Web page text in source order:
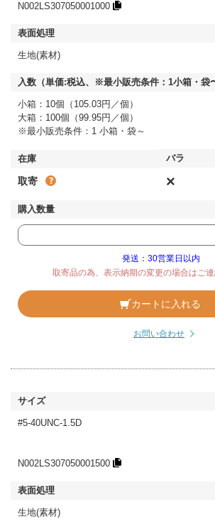
N002LS307050001000
生地(素材)
小箱：10個（105.03円／個）
大箱：100個（99.95円／個）
※最小販売条件：1 小箱・袋～
取寄 ×
発送：30営業日以内
取寄品の為、表示納期の変更の場合はご連
カートに入れる
お問い合わせ
#5-40UNC-1.5D
N002LS307050001500
生地(素材)